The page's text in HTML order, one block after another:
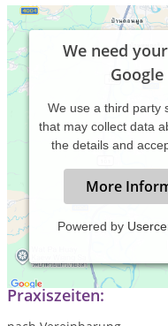
We need
We use a third party
that may collect data
the details and
More
Powered by
Systemische Beratung
Praxiszeiten: